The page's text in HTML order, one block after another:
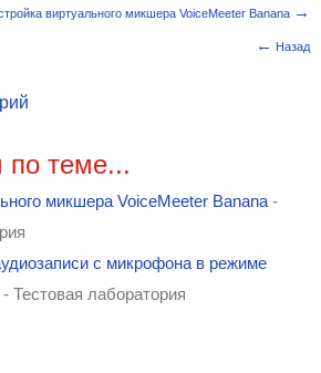
виртуального микшера VoiceMeeter Banana →
← Назад
по теме...
микшера VoiceMeeter Banana -
с микрофона в режиме
- Тестовая лаборатория